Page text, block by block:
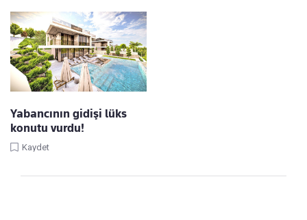
Yabancının gidişi lüks
konutu vurdu!
Kaydet